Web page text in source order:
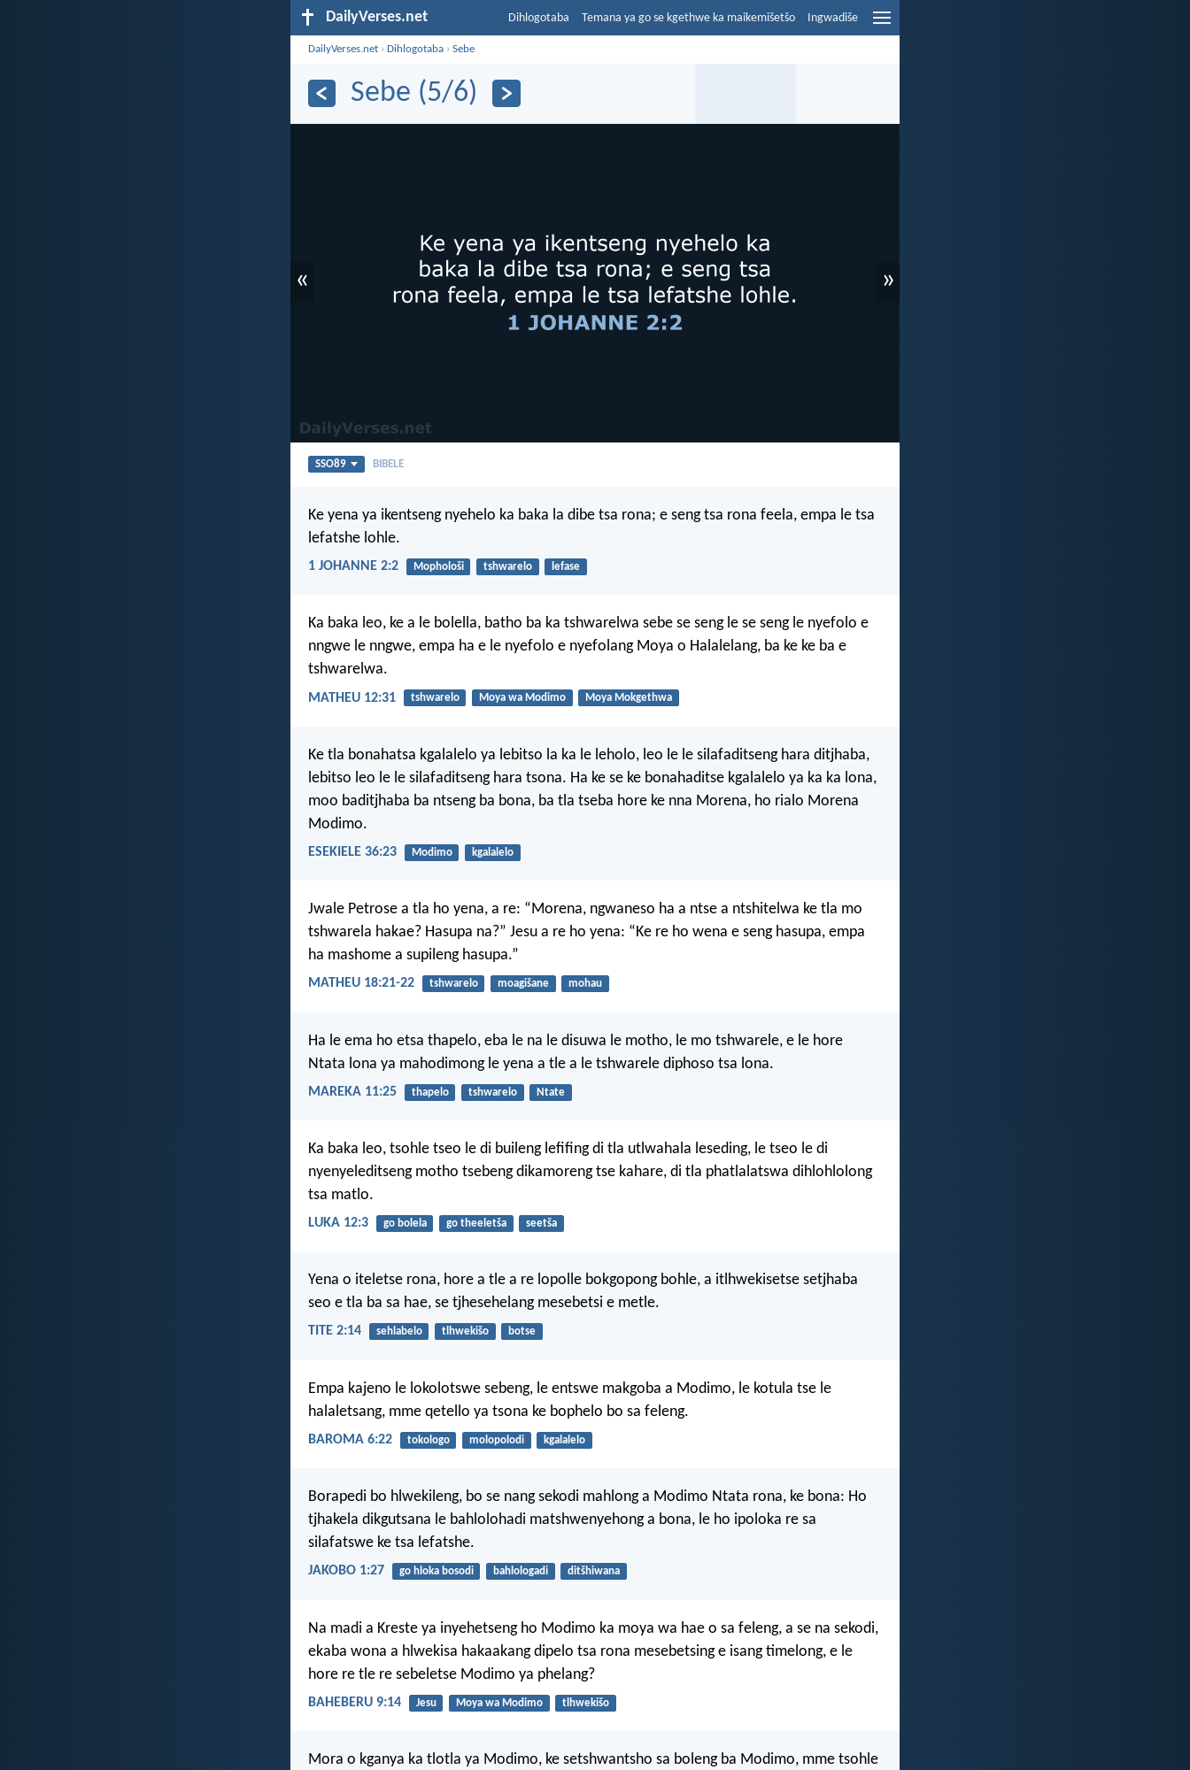
DailyVerses.net Dihlogotaba Temana ya go se kgethwe ka maikemišetšo Ingwadiše
DailyVerses.net ›Dihlogotaba ›Sebe
Sebe (5/6)
« »
SSO89 BIBELE
Ke yena ya ikentseng nyehelo ka baka la dibe tsa rona; e seng tsa rona feela, empa le tsa
lefatshe lohle.
1 JOHANNE 2:2 Mophološi tshwarelo lefase
Ka baka leo, ke a le bolella, batho ba ka tshwarelwa sebe se seng le se seng le nyefolo e
nngwe le nngwe, empa ha e le nyefolo e nyefolang Moya o Halalelang, ba ke ke ba e
tshwarelwa.
MATHEU 12:31 tshwarelo Moya wa Modimo Moya Mokgethwa
Ke tla bonahatsa kgalalelo ya lebitso la ka le leholo, leo le le silafaditseng hara ditjhaba,
lebitso leo le le silafaditseng hara tsona. Ha ke se ke bonahaditse kgalalelo ya ka ka lona,
moo baditjhaba ba ntseng ba bona, ba tla tseba hore ke nna Morena, ho rialo Morena
Modimo.
ESEKIELE 36:23 Modimo kgalalelo
Jwale Petrose a tla ho yena, a re: “Morena, ngwaneso ha a ntse a ntshitelwa ke tla mo
tshwarela hakae? Hasupa na?” Jesu a re ho yena: “Ke re ho wena e seng hasupa, empa
ha mashome a supileng hasupa.”
MATHEU 18:21-22 tshwarelo moagišane mohau
Ha le ema ho etsa thapelo, eba le na le disuwa le motho, le mo tshwarele, e le hore
Ntata lona ya mahodimong le yena a tle a le tshwarele diphoso tsa lona.
MAREKA 11:25 thapelo tshwarelo Ntate
Ka baka leo, tsohle tseo le di buileng lefifing di tla utlwahala leseding, le tseo le di
nyenyeleditseng motho tsebeng dikamoreng tse kahare, di tla phatlalatswa dihlohlolong
tsa matlo.
LUKA 12:3 go bolela go theeletša seetša
Yena o iteletse rona, hore a tle a re lopolle bokgopong bohle, a itlhwekisetse setjhaba
seo e tla ba sa hae, se tjhesehelang mesebetsi e metle.
TITE 2:14 sehlabelo tlhwekišo botse
Empa kajeno le lokolotswe sebeng, le entswe makgoba a Modimo, le kotula tse le
halaletsang, mme qetello ya tsona ke bophelo bo sa feleng.
BAROMA 6:22 tokologo molopolodi kgalalelo
Borapedi bo hlwekileng, bo se nang sekodi mahlong a Modimo Ntata rona, ke bona: Ho
tjhakela dikgutsana le bahlolohadi matshwenyehong a bona, le ho ipoloka re sa
silafatswe ke tsa lefatshe.
JAKOBO 1:27 go hloka bosodi bahlologadi ditšhiwana
Na madi a Kreste ya inyehetseng ho Modimo ka moya wa hae o sa feleng, a se na sekodi,
ekaba wona a hlwekisa hakaakang dipelo tsa rona mesebetsing e isang timelong, e le
hore re tle re sebeletse Modimo ya phelang?
BAHEBERU 9:14 Jesu Moya wa Modimo tlhwekišo
Mora o kganya ka tlotla ya Modimo, ke setshwantsho sa boleng ba Modimo, mme tsohle